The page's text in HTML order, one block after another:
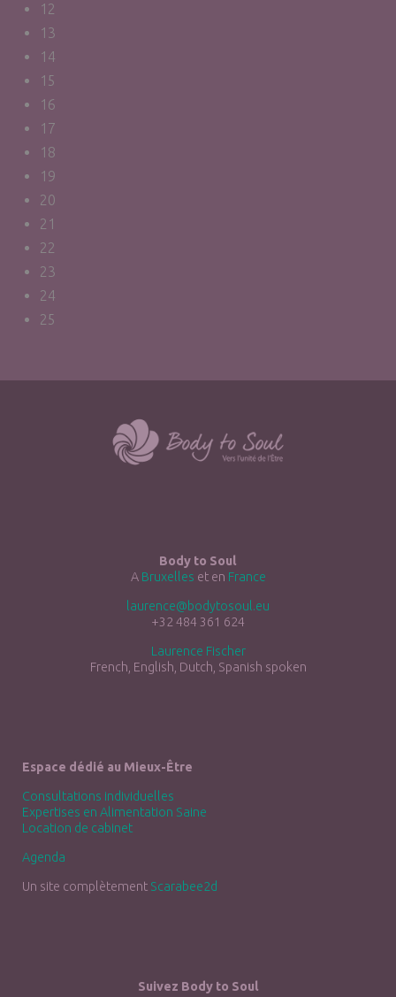
12
13
14
15
16
17
18
19
20
21
22
23
24
25
Body to Soul
A Bruxelles et en France
laurence@bodytosoul.eu
+32 484 361 624
Laurence Fischer
French, English, Dutch, Spanish spoken
Espace dédié au Mieux-Être
Consultations individuelles
Expertises en Alimentation Saine
Location de cabinet
Agenda
Un site complètement Scarabee2d
Suivez Body to Soul